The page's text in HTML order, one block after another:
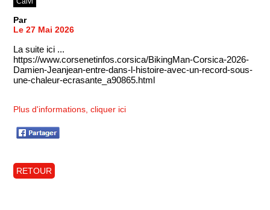
Par
Le 27 Mai 2026
La suite ici ...
https://www.corsenetinfos.corsica/BikingMan-Corsica-2026-
Damien-Jeanjean-entre-dans-l-histoire-avec-un-record-sous-
une-chaleur-ecrasante_a90865.html
Plus d'informations, cliquer ici
RETOUR